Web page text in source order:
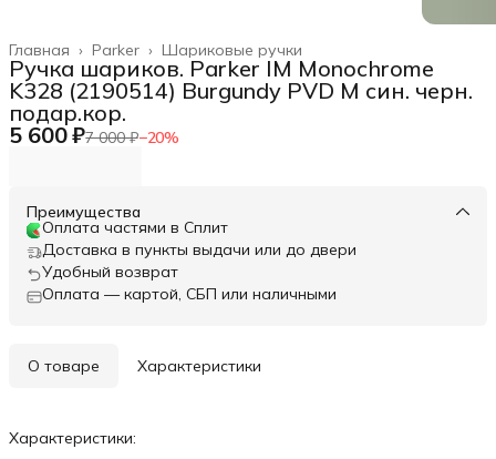
Шариковые ручки
Parker ›
Главная ›
Ручка шариков. Parker IM Monochrome
K328 (2190514) Burgundy PVD M син. черн.
подар.кор.
5 600 ₽7 000 ₽−20%
Преимущества
Оплата частями в Сплит
Доставка в пункты выдачи или до двери
Удобный возврат
Оплата — картой, СБП или наличными
О товаре Характеристики
Характеристики: